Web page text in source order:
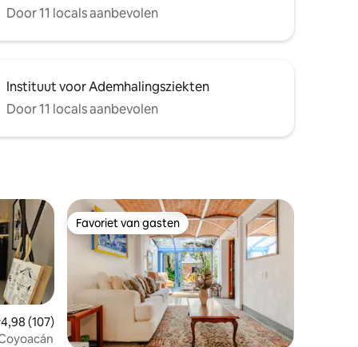
Door 11 locals aanbevolen
Instituut voor Ademhalingsziekten
Door 11 locals aanbevolen
beoordeling van 4,98 op 5, 107 recensies
4,98 (107)
Favoriet van gasten
Favoriet van gasten